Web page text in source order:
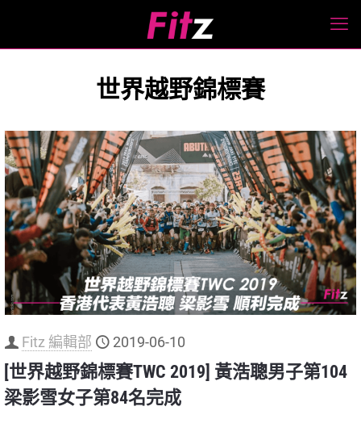
世界越野錦標賽
Fitz 編輯部 2019-06-10
[世界越野錦標賽TWC 2019] 黃浩聰男子第104
梁影雪女子第84名完成